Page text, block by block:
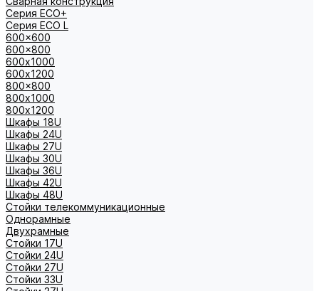
Серия ECO+
Серия ECO L
600x600
600x800
600х1000
600х1200
800x800
800х1000
800х1200
Шкафы 18U
Шкафы 24U
Шкафы 27U
Шкафы 30U
Шкафы 36U
Шкафы 42U
Шкафы 48U
Стойки телекоммуникационные
Однорамные
Двухрамные
Стойки 17U
Стойки 24U
Стойки 27U
Стойки 33U